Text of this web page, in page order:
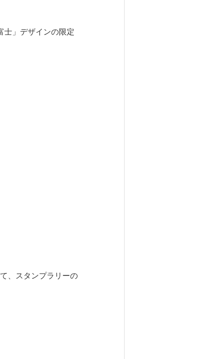
士」デザインの限定
、スタンプラリーの